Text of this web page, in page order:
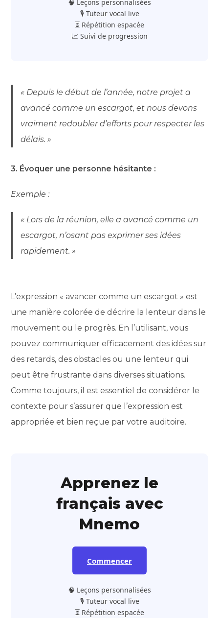
🧠 Leçons personnalisées
🎙️ Tuteur vocal live
⏳ Répétition espacée
📈 Suivi de progression
« Depuis le début de l’année, notre projet a
avancé comme un escargot, et nous devons
vraiment redoubler d’efforts pour respecter les
délais. »
3. Évoquer une personne hésitante :
Exemple :
« Lors de la réunion, elle a avancé comme un
escargot, n’osant pas exprimer ses idées
rapidement. »
L’expression « avancer comme un escargot » est
une manière colorée de décrire la lenteur dans le
mouvement ou le progrès. En l’utilisant, vous
pouvez communiquer efficacement des idées sur
des retards, des obstacles ou une lenteur qui
peut être frustrante dans diverses situations.
Comme toujours, il est essentiel de considérer le
contexte pour s’assurer que l’expression est
appropriée et bien reçue par votre auditoire.
Apprenez le
français avec
Mnemo
Commencer
🧠 Leçons personnalisées
🎙️ Tuteur vocal live
⏳ Répétition espacée